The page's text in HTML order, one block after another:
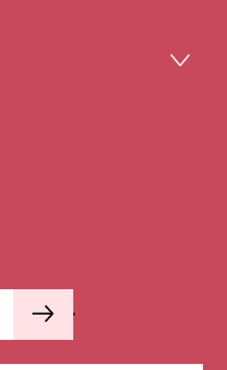
🡒